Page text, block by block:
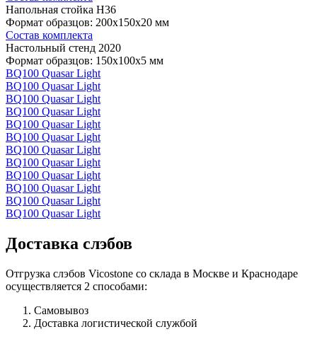
Напольная стойка H36
Формат образцов: 200x150x20 мм
Состав комплекта
Настольный стенд 2020
Формат образцов: 150x100x5 мм
BQ100 Quasar Light
BQ100 Quasar Light
BQ100 Quasar Light
BQ100 Quasar Light
BQ100 Quasar Light
BQ100 Quasar Light
BQ100 Quasar Light
BQ100 Quasar Light
BQ100 Quasar Light
BQ100 Quasar Light
BQ100 Quasar Light
BQ100 Quasar Light
Доставка слэбов
Отгрузка слэбов Vicostone со склада в Москве и Краснодаре
осуществляется 2 способами:
Самовывоз
Доставка логистической службой